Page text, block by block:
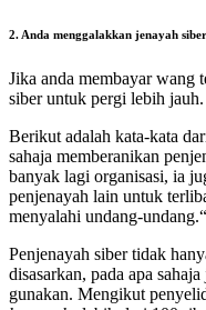
2. Anda menggalakkan jenayah siber
Jika anda membayar wang
siber untuk pergi lebih jauh.
Berikut adalah kata-kata
sahaja memberanikan
banyak lagi organisasi, ia
penjenayah lain untuk
menyalahi undang-undang.“
Penjenayah siber tidak
disasarkan, pada apa
gunakan. Mengikut